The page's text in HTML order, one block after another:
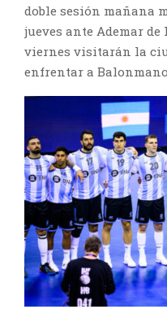
doble sesión mañana
jueves ante Ademar
viernes visitarán la
enfrentar a